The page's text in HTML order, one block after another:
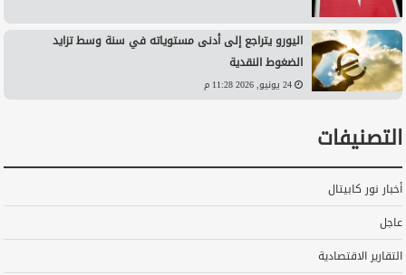
اليورو يتراجع إلى أدنى مستوياته في سنة وسط تزايد
الضغوط النقدية
24 يونيو, 2026 11:28 م
التصنيفات
أخبار نور كابيتال
عاجل
التقارير الاقتصادية